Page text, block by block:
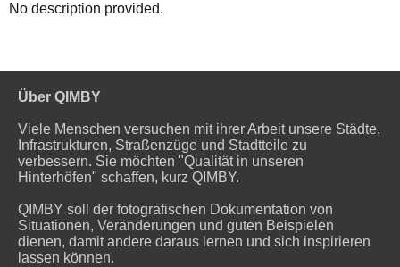
No description provided.
Über QIMBY
Viele Menschen versuchen mit ihrer Arbeit unsere Städte,
Infrastrukturen, Straßenzüge und Stadtteile zu
verbessern. Sie möchten "Qualität in unseren
Hinterhöfen" schaffen, kurz QIMBY.
QIMBY soll der fotografischen Dokumentation von
Situationen, Veränderungen und guten Beispielen
dienen, damit andere daraus lernen und sich inspirieren
lassen können.